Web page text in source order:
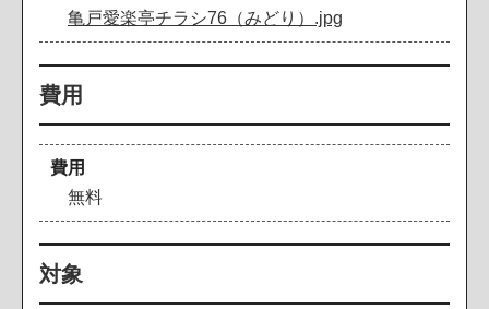
亀戸愛楽亭チラシ76（みどり）.jpg
費用
費用
無料
対象